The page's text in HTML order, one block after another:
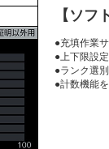
【ソフ
●充填作業
●上下限設
●ランク選
●計数機能